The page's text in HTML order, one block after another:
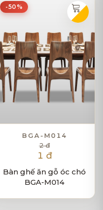
-50%
BGA-M014
2 đ
1 đ
Bàn ghế ăn gỗ óc chó
BGA-M014